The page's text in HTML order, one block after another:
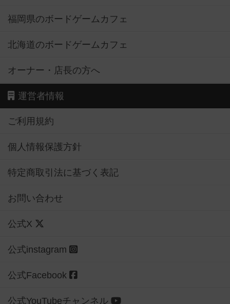
福岡県のボードゲームカフェ
北海道のボードゲームカフェ
オーナー・店長の方へ
運営者情報
ご利用規約
個人情報保護方針
特定商取引法に基づく表記
お問い合わせ
公式X
公式instagram
公式Facebook
公式YouTubeチャンネル